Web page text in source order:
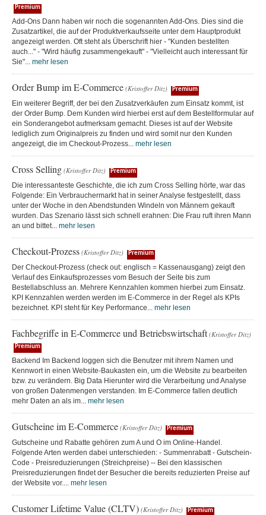
Premium
Add-Ons Dann haben wir noch die sogenannten Add-Ons. Dies sind die
Zusatzartikel, die auf der Produktverkaufsseite unter dem Hauptprodukt
angezeigt werden. Oft steht als Überschrift hier - "Kunden bestellten
auch..." - "Wird häufig zusammengekauft" - "Vielleicht auch interessant für
Sie"... mehr lesen
Order Bump im E-Commerce (Kristoffer Ditz) Premium
Ein weiterer Begriff, der bei den Zusatzverkäufen zum Einsatz kommt, ist
der Order Bump. Dem Kunden wird hierbei erst auf dem Bestellformular auf
ein Sonderangebot aufmerksam gemacht. Dieses ist auf der Website
lediglich zum Originalpreis zu finden und wird somit nur den Kunden
angezeigt, die im Checkout-Prozess... mehr lesen
Cross Selling (Kristoffer Ditz) Premium
Die interessanteste Geschichte, die ich zum Cross Selling hörte, war das
Folgende: Ein Verbrauchermarkt hat in seiner Analyse festgestellt, dass
unter der Woche in den Abendstunden Windeln von Männern gekauft
wurden. Das Szenario lässt sich schnell erahnen: Die Frau ruft ihren Mann
an und bittet... mehr lesen
Checkout-Prozess (Kristoffer Ditz) Premium
Der Checkout-Prozess (check out: englisch = Kassenausgang) zeigt den
Verlauf des Einkaufsprozesses vom Besuch der Seite bis zum
Bestellabschluss an. Mehrere Kennzahlen kommen hierbei zum Einsatz.
KPI Kennzahlen werden werden im E-Commerce in der Regel als KPIs
bezeichnet. KPI steht für Key Performance... mehr lesen
Fachbegriffe in E-Commerce und Betriebswirtschaft (Kristoffer Ditz)
Premium
Backend Im Backend loggen sich die Benutzer mit ihrem Namen und
Kennwort in einen Website-Baukasten ein, um die Website zu bearbeiten
bzw. zu verändern. Big Data Hierunter wird die Verarbeitung und Analyse
von großen Datenmengen verstanden. Im E-Commerce fallen deutlich
mehr Daten an als im... mehr lesen
Gutscheine im E-Commerce (Kristoffer Ditz) Premium
Gutscheine und Rabatte gehören zum A und O im Online-Handel.
Folgende Arten werden dabei unterschieden: - Summenrabatt - Gutschein-
Code - Preisreduzierungen (Streichpreise) -- Bei den klassischen
Preisreduzierungen findet der Besucher die bereits reduzierten Preise auf
der Website vor.... mehr lesen
Customer Lifetime Value (CLTV) (Kristoffer Ditz) Premium